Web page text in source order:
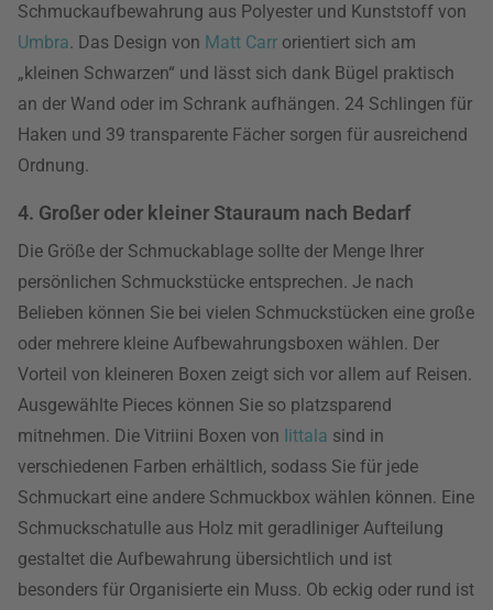
Schmuckaufbewahrung aus Polyester und Kunststoff von
Umbra. Das Design von Matt Carr orientiert sich am
„kleinen Schwarzen“ und lässt sich dank Bügel praktisch
an der Wand oder im Schrank aufhängen. 24 Schlingen für
Haken und 39 transparente Fächer sorgen für ausreichend
Ordnung.
4. Großer oder kleiner Stauraum nach Bedarf
Die Größe der Schmuckablage sollte der Menge Ihrer
persönlichen Schmuckstücke entsprechen. Je nach
Belieben können Sie bei vielen Schmuckstücken eine große
oder mehrere kleine Aufbewahrungsboxen wählen. Der
Vorteil von kleineren Boxen zeigt sich vor allem auf Reisen.
Ausgewählte Pieces können Sie so platzsparend
mitnehmen. Die Vitriini Boxen von Iittala sind in
verschiedenen Farben erhältlich, sodass Sie für jede
Schmuckart eine andere Schmuckbox wählen können. Eine
Schmuckschatulle aus Holz mit geradliniger Aufteilung
gestaltet die Aufbewahrung übersichtlich und ist
besonders für Organisierte ein Muss. Ob eckig oder rund ist